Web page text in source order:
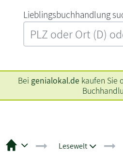
L‍i‍e‍b‍l‍i‍n‍g‍s‍b‍u‍c‍h‍h‍a‍n‍d‍l‍u‍n‍g‍
Bei genialokal.de kaufen Sie
Lesewelt